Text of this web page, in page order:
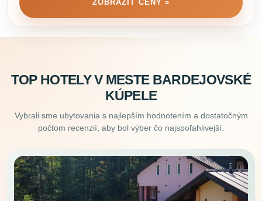
ZOBRAZIŤ CENY »
TOP HOTELY V MESTE BARDEJOVSKÉ
KÚPELE
Vybrali sme ubytovania s najlepším hodnotením a dostatočným
počtom recenzií, aby bol výber čo najspoľahlivejší.